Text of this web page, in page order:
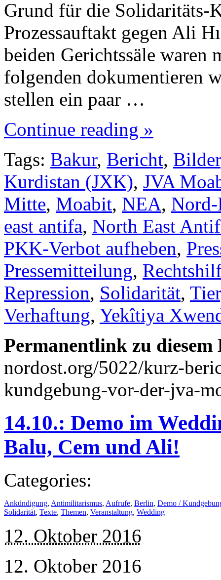
Grund für die Solidaritäts-
Prozessauftakt gegen Ali
beiden Gerichtssäle
folgenden dokumentieren
stellen ein paar …
Continue reading »
Tags: Bakur, Bericht, Bilder
Kurdistan (JXK), JVA
Mitte, Moabit, NEA,
east antifa, North East
PKK-Verbot aufheben,
Pressemitteilung,
Repression, Solidarität,
Verhaftung, Yekîtiya
Permanentlink zu
nordost.org/5022/kurz-
kundgebung-vor-der-jva-
14.10.: Demo im
Balu, Cem und Ali!
Categories:
Ankündigung, Antimilitarismus, Aufrufe, Berlin, Demo /
Solidarität, Texte, Themen, Veranstaltung, Wedding
12. Oktober 2016
12. Oktober 2016